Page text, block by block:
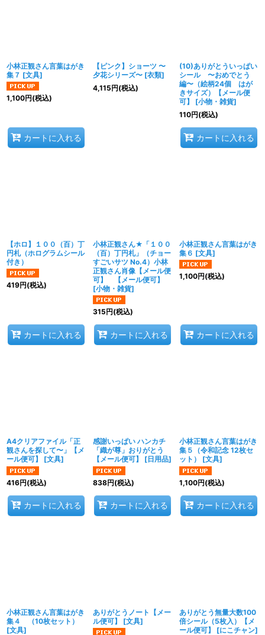
小林正観さん言葉はがき
集７ [文具]
1,100円(税込)
カートに入れる
【ピンク】ショーツ 〜
夕花シリーズ〜 [衣類]
4,115円(税込)
(10)ありがとういっぱい
シール 〜おめでとう
編〜（絵柄24個 はが
きサイズ）【メール便
可】
[小物・雑貨]
110円(税込)
カートに入れる
【ホロ】１００（百）丁
円札（ホログラムシール
付き）
419円(税込)
カートに入れる
小林正観さん★「１００
（百）丁円札」（チョー
すごいサツ No.4）小林
正観さん肖像【メール便
可】 【メール便可】
[小物・雑貨]
315円(税込)
カートに入れる
小林正観さん言葉はがき
集６ [文具]
1,100円(税込)
カートに入れる
A4クリアファイル「正
観さんを探して〜」【メ
ール便可】
[文具]
416円(税込)
カートに入れる
感謝いっぱい ハンカチ
「織が尊」おりがとう
【メール便可】
[日用品]
838円(税込)
カートに入れる
小林正観さん言葉はがき
集５（令和記念 12枚セ
ット）
[文具]
1,100円(税込)
カートに入れる
小林正観さん言葉はがき
集４ （10枚セット）
[文具]
ありがとうノート【メー
ル便可】
[文具]
ありがとう無量大数100
倍シール（5枚入）【メ
ール便可】
[にこチャン]